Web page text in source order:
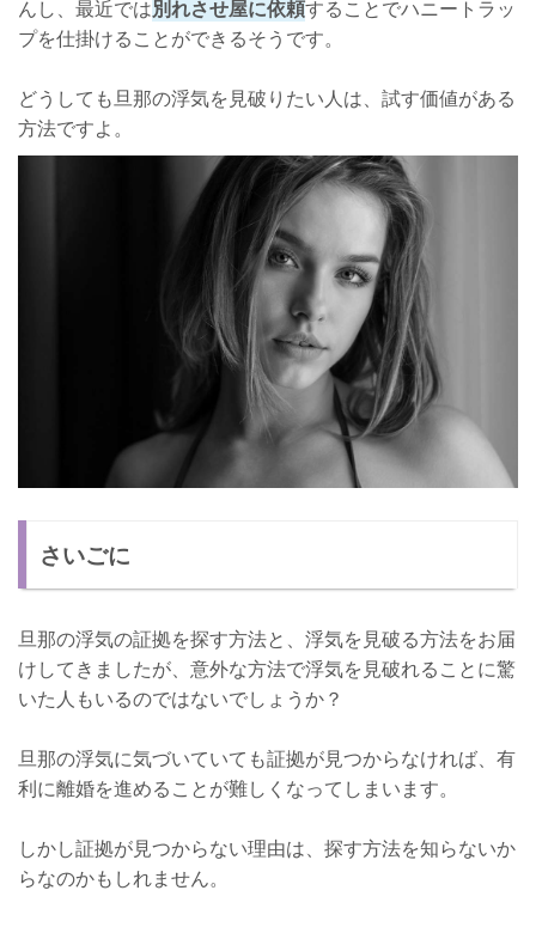
んし、最近では別れさせ屋に依頼することでハニートラッ
プを仕掛けることができるそうです。
どうしても旦那の浮気を見破りたい人は、試す価値がある
方法ですよ。
さいごに
旦那の浮気の証拠を探す方法と、浮気を見破る方法をお届
けしてきましたが、意外な方法で浮気を見破れることに驚
いた人もいるのではないでしょうか？
旦那の浮気に気づいていても証拠が見つからなければ、有
利に離婚を進めることが難しくなってしまいます。
しかし証拠が見つからない理由は、探す方法を知らないか
らなのかもしれません。